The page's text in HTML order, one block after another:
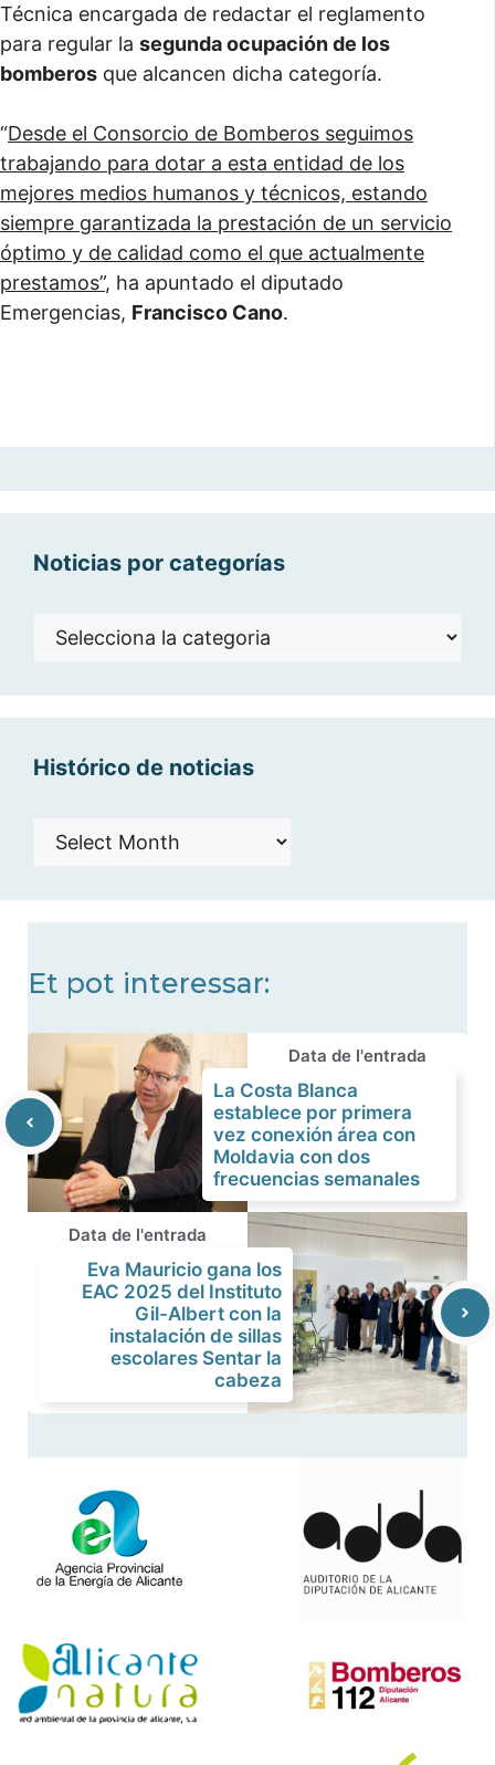
Técnica encargada de redactar el reglamento
para regular la segunda ocupación de los
bomberos que alcancen dicha categoría.
“Desde el Consorcio de Bomberos seguimos
trabajando para dotar a esta entidad de los
mejores medios humanos y técnicos, estando
siempre garantizada la prestación de un servicio
óptimo y de calidad como el que actualmente
prestamos”, ha apuntado el diputado
Emergencias, Francisco Cano.
Noticias por categorías
Noticias
Histórico de noticias
Histórico
Et pot interessar:
Data de l'entrada
La Costa Blanca
establece por primera
vez conexión área con
Moldavia con dos
frecuencias semanales
Data de l'entrada
Eva Mauricio gana los
EAC 2025 del Instituto
Gil-Albert con la
instalación de sillas
escolares Sentar la
cabeza